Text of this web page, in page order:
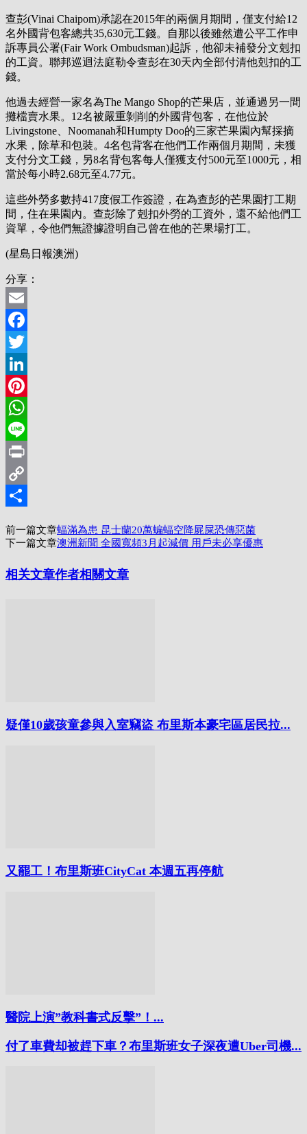
查彭(Vinai Chaipom)承認在2015年的兩個月期間，僅支付給12
名外國背包客總共35,630元工錢。自那以後雖然遭公平工作申
訴專員公署(Fair Work Ombudsman)起訴，他卻未補發分文剋扣
的工資。聯邦巡迴法庭勒令查彭在30天內全部付清他剋扣的工
錢。
他過去經營一家名為The Mango Shop的芒果店，並通過另一間
攤檔賣水果。12名被嚴重剝削的外國背包客，在他位於
Livingstone、Noomanah和Humpty Doo的三家芒果園內幫採摘
水果，除草和包裝。4名包背客在他們工作兩個月期間，未獲
支付分文工錢，另8名背包客每人僅獲支付500元至1000元，相
當於每小時2.68元至4.77元。
這些外勞多數持417度假工作簽證，在為查彭的芒果園打工期
間，住在果園內。查彭除了剋扣外勞的工資外，還不給他們工
資單，令他們無證據證明自己曾在他的芒果場打工。
(星島日報澳洲)
分享：
Email
Facebook
Twitter
LinkedIn
Pinterest
WhatsApp
Line
Print
Copy
享
前一篇文章蝠滿為患 昆士蘭20萬蝙蝠空降屍屎恐傳惡菌
下一篇文章澳洲新聞 全國寬頻3月起減價 用戶未必享優惠
相关文章作者相關文章
疑僅10歲孩童參與入室竊盜 布里斯本豪宅區居民拉...
又罷工！布里斯班CityCat 本週五再停航
醫院上演”教科書式反擊”！...
付了車費却被趕下車？布里斯班女子深夜遭Uber司機...